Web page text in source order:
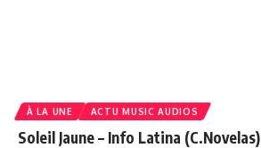
À LA UNE ACTU MUSIC AUDIOS
Soleil Jaune – Info Latina (C.Novelas)